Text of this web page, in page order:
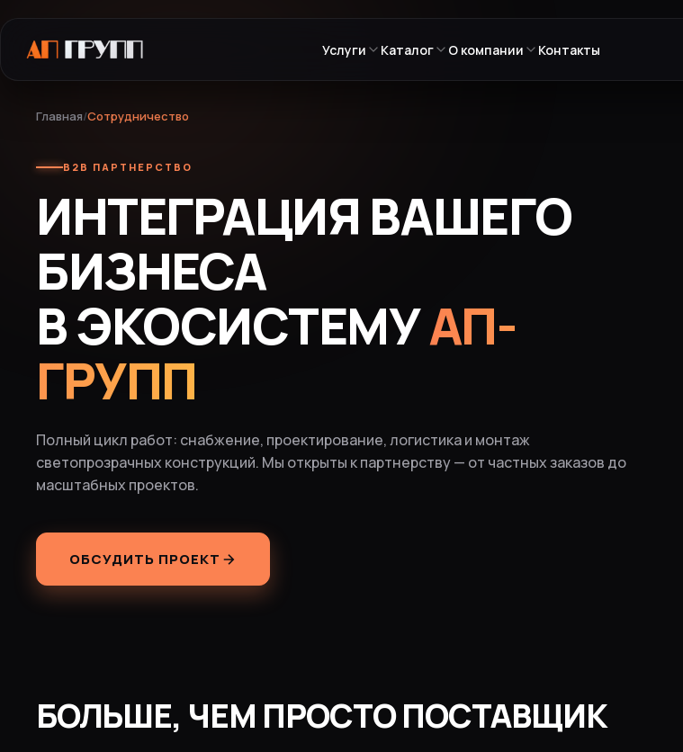
Услуги Каталог О компании Контакты
Главная/Сотрудничество
B2B ПАРТНЕРСТВО
ИНТЕГРАЦИЯ ВАШЕГО
БИЗНЕСА
В ЭКОСИСТЕМУАП-
ГРУПП
Полный цикл работ: снабжение, проектирование, логистика и монтаж
светопрозрачных конструкций. Мы открыты к партнерству — от частных заказов до
масштабных проектов.
ОБСУДИТЬ ПРОЕКТ
БОЛЬШЕ, ЧЕМ ПРОСТО ПОСТАВЩИК